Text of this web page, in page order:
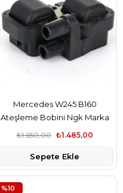
Mercedes W245 B160
Ateşleme Bobini Ngk Marka
A0001587803
₺1.485,00
₺1.650,00
Sepete Ekle
%10